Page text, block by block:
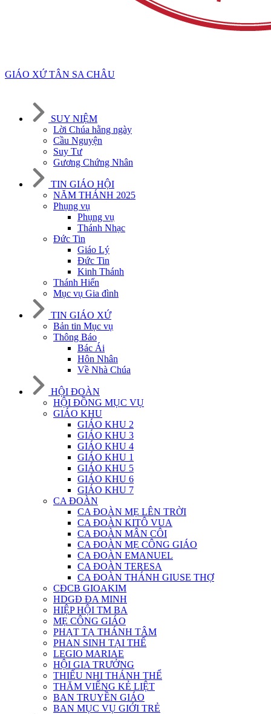
GIÁO XỨ TÂN SA CHÂU
SUY NIỆM
Lời Chúa hằng ngày
Cầu Nguyện
Suy Tư
Gương Chứng Nhân
TIN GIÁO HỘI
NĂM THÁNH 2025
Phụng vụ
Phụng vụ
Thánh Nhạc
Đức Tin
Giáo Lý
Đức Tin
Kinh Thánh
Thánh Hiến
Mục vụ Gia đình
TIN GIÁO XỨ
Bản tin Mục vụ
Thông Báo
Bác Ái
Hôn Nhân
Về Nhà Chúa
HỘI ĐOÀN
HỘI ĐỒNG MỤC VỤ
GIÁO KHU
GIÁO KHU 2
GIÁO KHU 3
GIÁO KHU 4
GIÁO KHU 1
GIÁO KHU 5
GIÁO KHU 6
GIÁO KHU 7
CA ĐOÀN
CA ĐOÀN MẸ LÊN TRỜI
CA ĐOÀN KITÔ VUA
CA ĐOÀN MÂN CÔI
CA ĐOÀN MẸ CÔNG GIÁO
CA ĐOÀN EMANUEL
CA ĐOÀN TERESA
CA ĐOÀN THÁNH GIUSE THỢ
CĐCB GIOAKIM
HDGĐ ĐA MINH
HIỆP HỘI TM BA
MẸ CÔNG GIÁO
PHẠT TẠ THÁNH TÂM
PHAN SINH TẠI THẾ
LEGIO MARIAE
HỘI GIA TRƯỞNG
THIẾU NHI THÁNH THỂ
THĂM VIẾNG KẺ LIỆT
BAN TRUYỀN GIÁO
BAN MỤC VỤ GIỚI TRẺ